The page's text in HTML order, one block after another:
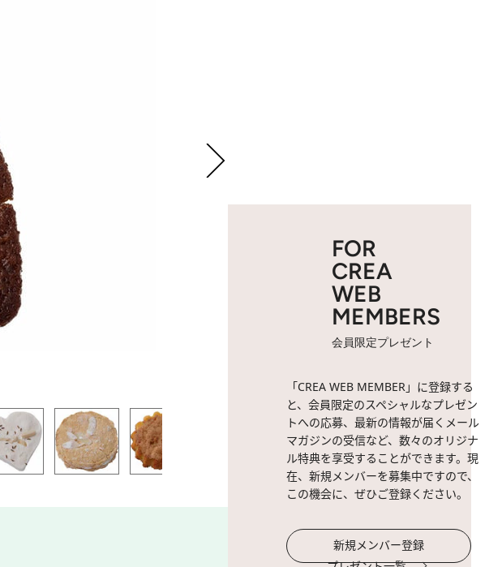
FOR
CREA
WEB
MEMBERS
会員限定プレゼント
「CREA WEB MEMBER」に登録する
と、会員限定のスペシャルなプレゼン
トへの応募、最新の情報が届くメール
マガジンの受信など、数々のオリジナ
ル特典を享受することができます。現
在、新規メンバーを募集中ですので、
この機会に、ぜひご登録ください。
新規メンバー登録